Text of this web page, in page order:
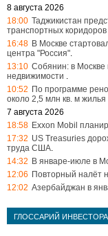
8 августа 2026
18:00 Таджикистан
транспортных
16:48 В Москве
центра "Россия".
13:10 Собянин: в Москве
недвижимости .
10:52 По программе
около 2,5 млн кв. м жилья
7 августа 2026
18:58 Exxon Mobil
17:32 US Treasuries
труда США.
14:32 В январе-июле в
12:06 Повторный налёт
12:02 Азербайджан в
ГЛОССАРИЙ ИНВЕСТОРА